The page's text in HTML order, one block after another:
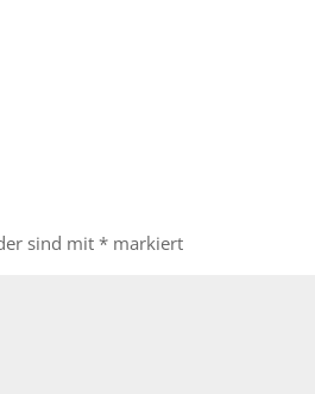
sind mit *markiert